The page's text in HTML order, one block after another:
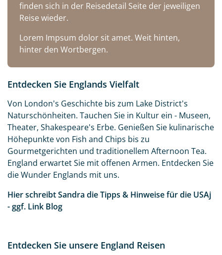
finden sich in der Reisedetail Seite der jeweiligen
Reise wieder.
Lorem Impsum dolor sit amet. Weit hinten,
hinter den Wortbergen.
Entdecken Sie Englands Vielfalt
Von London's Geschichte bis zum Lake District's
Naturschönheiten. Tauchen Sie in Kultur ein - Museen,
Theater, Shakespeare's Erbe. Genießen Sie kulinarische
Höhepunkte von Fish and Chips bis zu
Gourmetgerichten und traditionellem Afternoon Tea.
England erwartet Sie mit offenen Armen. Entdecken Sie
die Wunder Englands mit uns.
Hier schreibt Sandra die Tipps & Hinweise für die USAj
- ggf. Link Blog
Entdecken Sie unsere England Reisen